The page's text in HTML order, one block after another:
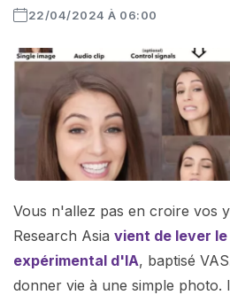
22/04/2024 À 06:00
Vous n'allez pas en croire vos
Research Asia vient de lever
expérimental d'IA, baptisé
donner vie à une simple photo.